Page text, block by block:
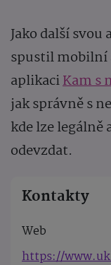
Jako další
spustil mobilní
aplikaciKam s
jak správně s
kde lze
odevzdat.
Kontakty
Web
https://